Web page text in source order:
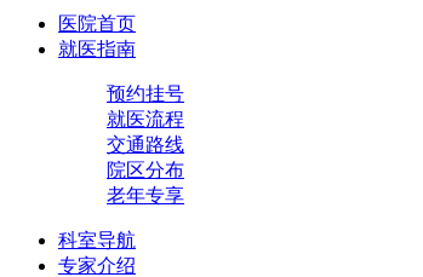
医院首页
就医指南
预约挂号
就医流程
交通路线
院区分布
老年专享
科室导航
专家介绍